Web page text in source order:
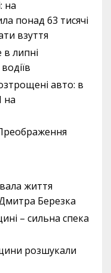
на
понад 63 тисячі
взуття
липні
авто: в
на
життя
Березка
– сильна спека
розшукали